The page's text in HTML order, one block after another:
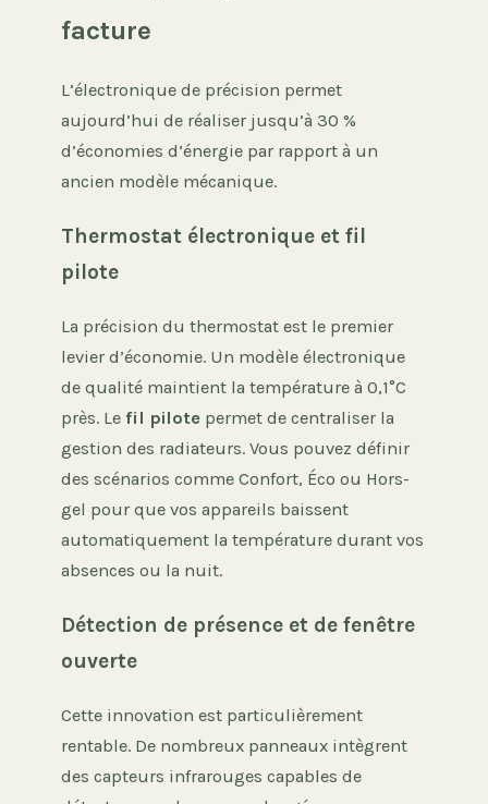
facture
L’électronique de précision permet
aujourd’hui de réaliser jusqu’à 30 %
d’économies d’énergie par rapport à un
ancien modèle mécanique.
Thermostat électronique et fil
pilote
La précision du thermostat est le premier
levier d’économie. Un modèle électronique
de qualité maintient la température à 0,1°C
près. Le fil pilote permet de centraliser la
gestion des radiateurs. Vous pouvez définir
des scénarios comme Confort, Éco ou Hors-
gel pour que vos appareils baissent
automatiquement la température durant vos
absences ou la nuit.
Détection de présence et de fenêtre
ouverte
Cette innovation est particulièrement
rentable. De nombreux panneaux intègrent
des capteurs infrarouges capables de